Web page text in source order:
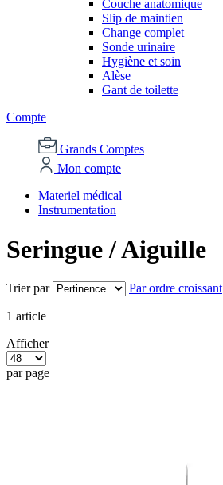
Couche anatomique
Slip de maintien
Change complet
Sonde urinaire
Hygiène et soin
Alèse
Gant de toilette
Compte
Grands Comptes
Mon compte
Materiel médical
Instrumentation
Seringue / Aiguille
Trier par Par ordre croissant
1 article
Afficher
par page